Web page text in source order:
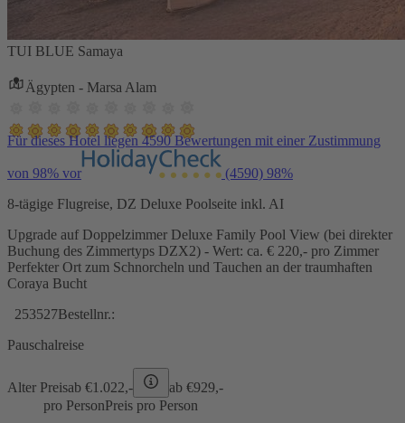
TUI BLUE Samaya
Ägypten - Marsa Alam
Für dieses Hotel liegen 4590 Bewertungen mit einer Zustimmung
von 98% vor (4590) 98%
8-tägige Flugreise, DZ Deluxe Poolseite inkl. AI
Upgrade auf Doppelzimmer Deluxe Family Pool View (bei direkter
Buchung des Zimmertyps DZX2) - Wert: ca. € 220,- pro Zimmer
Perfekter Ort zum Schnorcheln und Tauchen an der traumhaften
Coraya Bucht
253527Bestellnr.:
Pauschalreise
Alter Preisab €1.022,- ab €929,-
pro PersonPreis pro Person